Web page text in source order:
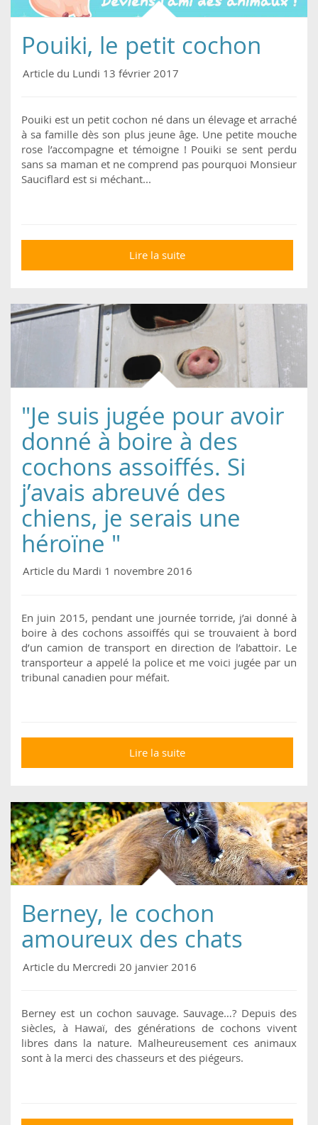
Pouiki, le petit cochon
Article du Lundi 13 février 2017
Pouiki est un petit cochon né dans un élevage et arraché
à sa famille dès son plus jeune âge. Une petite mouche
rose l’accompagne et témoigne ! Pouiki se sent perdu
sans sa maman et ne comprend pas pourquoi Monsieur
Sauciflard est si méchant...
Lire la suite
cochon
"Je suis jugée pour avoir
donné à boire à des
cochons assoiffés. Si
j’avais abreuvé des
chiens, je serais une
héroïne "
Article du Mardi 1 novembre 2016
En juin 2015, pendant une journée torride, j’ai donné à
boire à des cochons assoiffés qui se trouvaient à bord
d’un camion de transport en direction de l’abattoir. Le
transporteur a appelé la police et me voici jugée par un
tribunal canadien pour méfait.
Lire la suite
avoir donné à boire à
chiens, je serais une
héroïne "
Berney, le cochon
amoureux des chats
Article du Mercredi 20 janvier 2016
Berney est un cochon sauvage. Sauvage…? Depuis des
siècles, à Hawaï, des générations de cochons vivent
libres dans la nature. Malheureusement ces animaux
sont à la merci des chasseurs et des piégeurs.